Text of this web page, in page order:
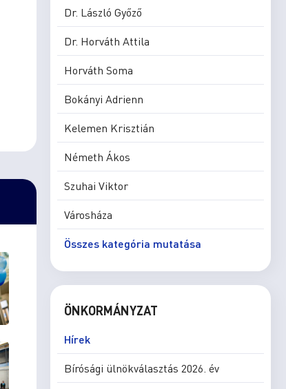
Dr. László Győző
Dr. Horváth Attila
Horváth Soma
Bokányi Adrienn
Kelemen Krisztián
Németh Ákos
Szuhai Viktor
Városháza
Összes kategória mutatása
ÖNKORMÁNYZAT
Hírek
Bírósági ülnökválasztás 2026. év